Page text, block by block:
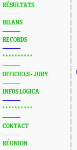
RÉSULTATS
BILANS
RECORDS
* * * * * * * * * *
OFFICIELS - JURY
INFOS LOGICA
* * * * * * * * * *
CONTACT
RÉUNION